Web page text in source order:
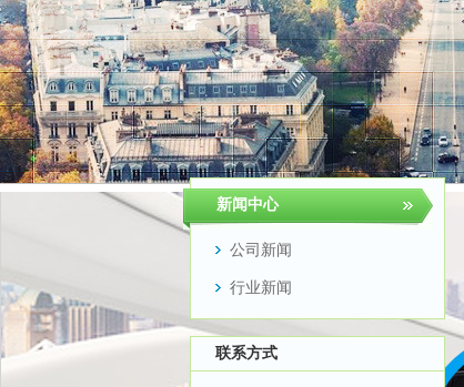
新闻中心
公司新闻
行业新闻
联系方式